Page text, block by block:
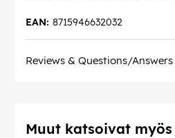
8715946632032
EAN:
Reviews & Questions/Answers
Muut katsoivat myös